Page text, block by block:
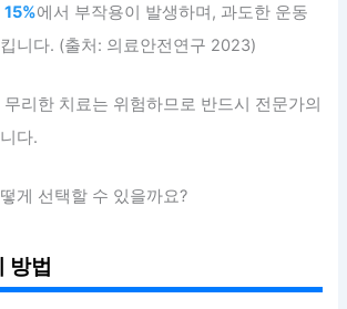
15%에서 부작용이 발생하며, 과도한 운동
니다. (출처: 의료안전연구 2023)
리한 치료는 위험하므로 반드시 전문가의
다.
게 선택할 수 있을까요?
방법